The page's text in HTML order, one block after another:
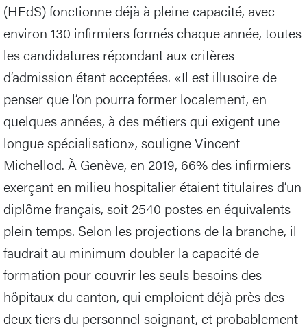
(HEdS) fonctionne déjà à pleine capacité, avec
environ 130 infirmiers formés chaque année, toutes
les candidatures répondant aux critères
d’admission étant acceptées. «Il est illusoire de
penser que l’on pourra former localement, en
quelques années, à des métiers qui exigent une
longue spécialisation», souligne Vincent
Michellod. À Genève, en 2019, 66% des infirmiers
exerçant en milieu hospitalier étaient titulaires d’un
diplôme français, soit 2540 postes en équivalents
plein temps. Selon les projections de la branche, il
faudrait au minimum doubler la capacité de
formation pour couvrir les seuls besoins des
hôpitaux du canton, qui emploient déjà près des
deux tiers du personnel soignant, et probablement